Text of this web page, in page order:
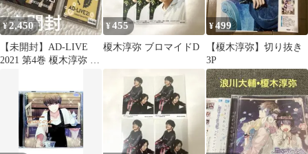
¥2,450
【未開封】AD-LIVE
2021 第4巻 榎木淳弥 森
¥455
榎木淳弥 ブロマイドD
¥499
【榎木淳弥】切り抜き
3P